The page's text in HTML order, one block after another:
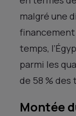
malgré une
temps,
parmi les
de 58 %
Montée